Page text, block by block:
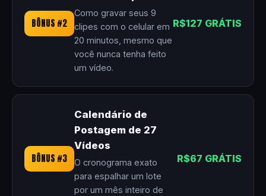
BÔNUS #2
Como gravar seus 9
clipes com o celular em
20 minutos, mesmo que
você nunca tenha feito
um vídeo.
R$127 GRÁTIS
BÔNUS #3
Calendário de
Postagem de 27
Vídeos
O cronograma exato
para espalhar um lote
por um mês inteiro de
R$67 GRÁTIS